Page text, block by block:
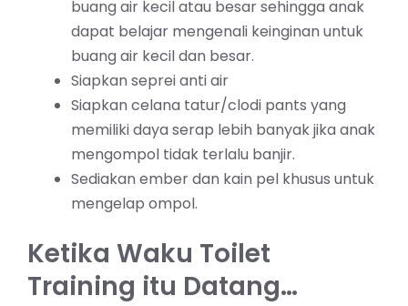
buang air kecil atau besar sehingga anak
dapat belajar mengenali keinginan untuk
buang air kecil dan besar.
Siapkan seprei anti air
Siapkan celana tatur/clodi pants yang
memiliki daya serap lebih banyak jika anak
mengompol tidak terlalu banjir.
Sediakan ember dan kain pel khusus untuk
mengelap ompol.
Ketika Waku Toilet
Training itu Datang…